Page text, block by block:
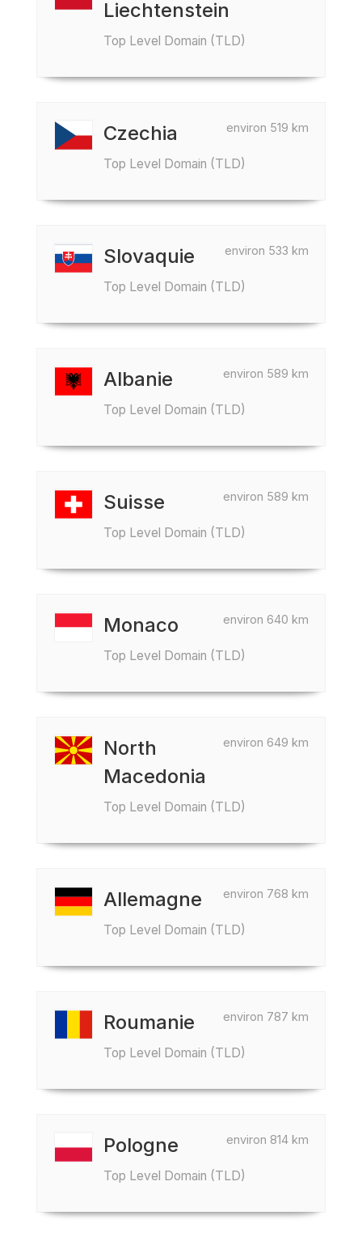
Liechtenstein
Top Level Domain (TLD)
environ 519 km
Czechia
Top Level Domain (TLD)
environ 533 km
Slovaquie
Top Level Domain (TLD)
environ 589 km
Albanie
Top Level Domain (TLD)
environ 589 km
Suisse
Top Level Domain (TLD)
environ 640 km
Monaco
Top Level Domain (TLD)
environ 649 km
North
Macedonia
Top Level Domain (TLD)
environ 768 km
Allemagne
Top Level Domain (TLD)
environ 787 km
Roumanie
Top Level Domain (TLD)
environ 814 km
Pologne
Top Level Domain (TLD)